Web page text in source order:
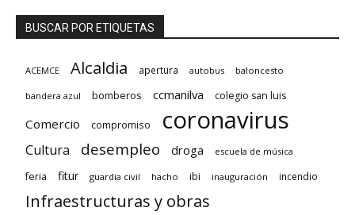
BUSCAR POR ETIQUETAS
ACEMCE Alcaldia apertura autobus baloncesto
bandera azul bomberos ccmanilva colegio san luis
Comercio compromiso coronavirus
Cultura desempleo droga escuela de música
feria fitur guardia civil hacho ibi inauguración incendio
Infraestructuras y obras